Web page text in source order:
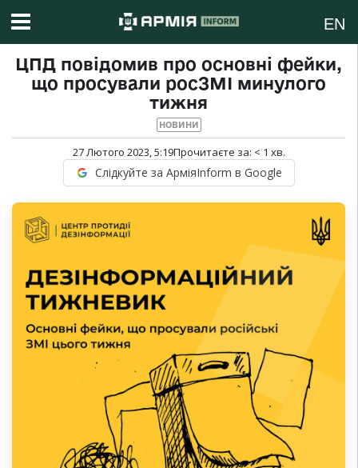
EN
ЦПД повідомив про основні фейки,
що просували росЗМІ минулого
тижня
НОВИНИ
27 Лютого 2023, 5:19Прочитаєте за: < 1 хв.
Слідкуйте за АрміяInform в Google